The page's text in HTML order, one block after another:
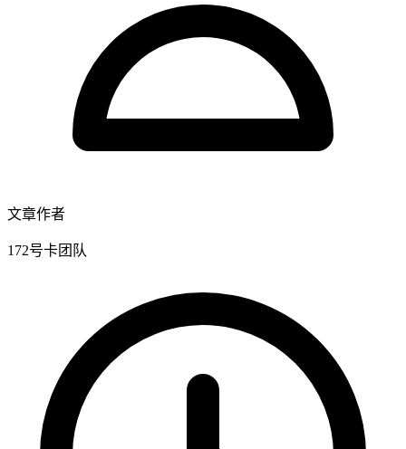
文章作者
172号卡团队